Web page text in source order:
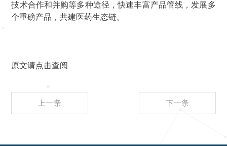
技术合作和并购等多种途径，快速丰富产品管线，发展多
个重磅产品，共建医药生态链。
原文请点击查阅
上一条 下一条